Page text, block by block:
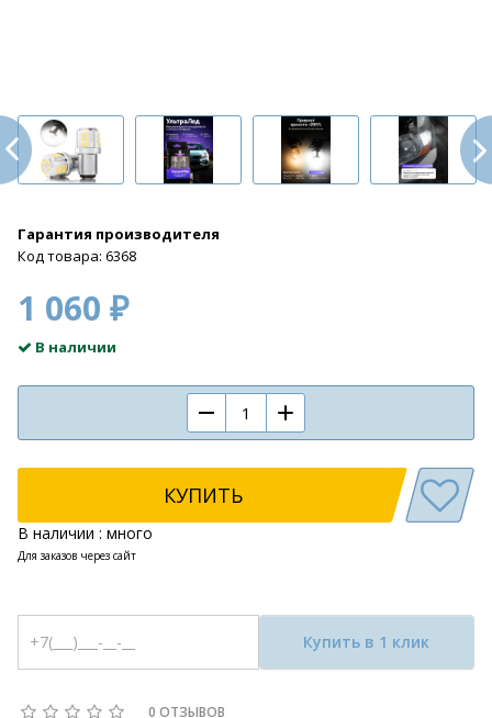
Гарантия производителя
Код товара: 6368
1 060 ₽
В наличии
КУПИТЬ
В наличии : много
Для заказов через сайт
Купить в 1 клик
0 ОТЗЫВОВ